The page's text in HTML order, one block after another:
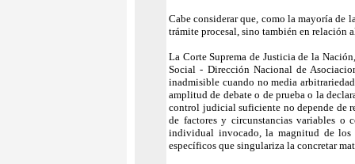
Cabe considerar que, como la mayoría de
trámite procesal, sino también en relación
La Corte Suprema de Justicia de la
Social - Dirección Nacional de
inadmisible cuando no media
amplitud de debate o de prueba o la
control judicial suficiente no depende de
de factores y circunstancias variables o
individual invocado, la magnitud de los
específicos que singulariza la concretar